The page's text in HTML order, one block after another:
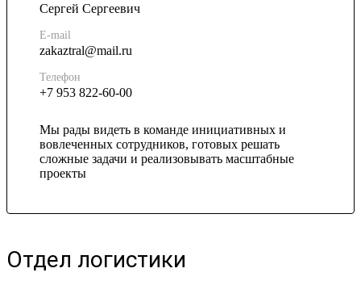
Сергей Сергеевич
E-mail
zakaztral@mail.ru
Телефон
+7 953 822-60-00
Мы рады видеть в команде инициативных и
вовлеченных сотрудников, готовых решать
сложные задачи и реализовывать масштабные
проекты
Отдел логистики